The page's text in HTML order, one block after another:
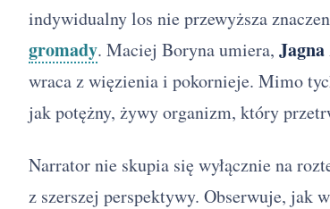
indywidualny los nie przewyższa
gromady. Maciej Boryna umiera, Jagna
wraca z więzienia i pokornieje. Mimo
jak potężny, żywy organizm, który
Narrator nie skupia się wyłącznie na
z szerszej perspektywy. Obserwuje, jak